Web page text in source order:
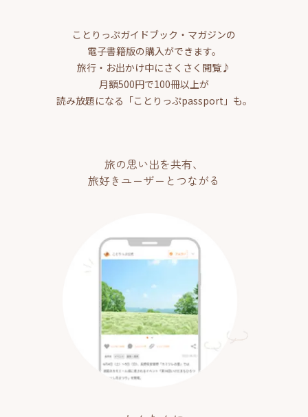
ことりっぷガイドブック・マガジンの
電子書籍版の購入ができます。
旅行・お出かけ中にさくさく閲覧♪
月額500円で100冊以上が
読み放題になる「ことりっぷpassport」も。
旅の思い出を共有、
旅好きユーザーとつながる